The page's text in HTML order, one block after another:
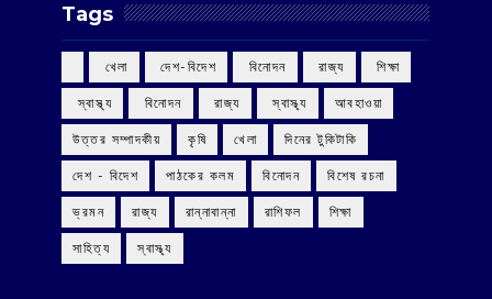
Tags
‌ খেলা ‌ দেশ-বিদেশ ‌ বিনোদন ‌ রাজ্য ‌ শিক্ষা
‌ স্বাস্থ্য ‌ বিনোদন ‌ রাজ্য ‌ স্বাস্থ্য আবহাওয়া
উত্তর সম্পাদকীয় কৃষি খেলা দিনের টুকিটাকি
দেশ - বিদেশ পাঠকের কলম বিনোদন বিশেষ রচনা
ভ্রমন রাজ্য রান্নাবান্না রাশিফল শিক্ষা
সাহিত্য স্বাস্থ্য